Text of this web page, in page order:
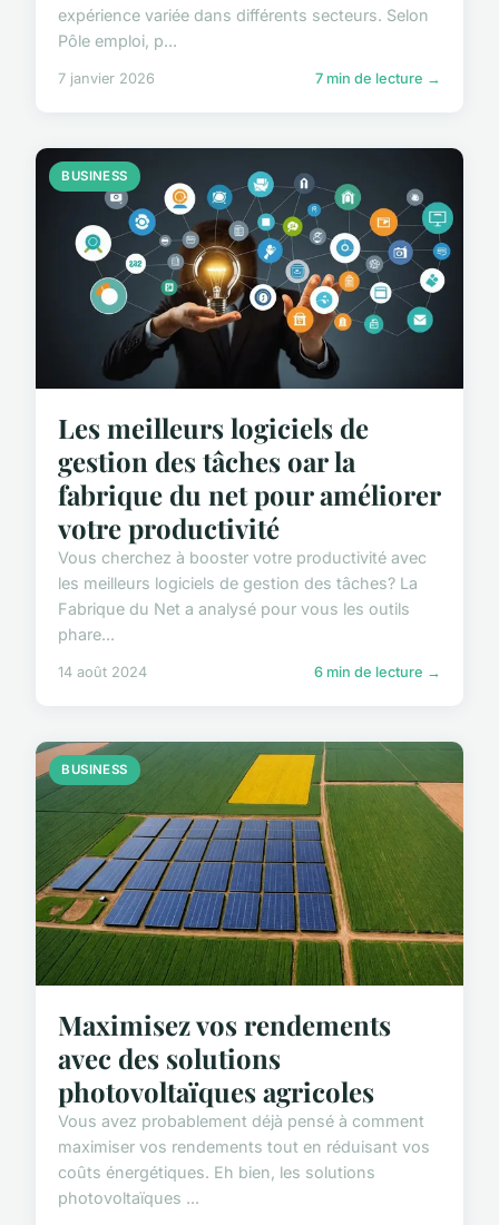
expérience variée dans différents secteurs. Selon
Pôle emploi, p...
7 janvier 2026 7 min de lecture →
BUSINESS
Les meilleurs logiciels de
gestion des tâches oar la
fabrique du net pour améliorer
votre productivité
Vous cherchez à booster votre productivité avec
les meilleurs logiciels de gestion des tâches? La
Fabrique du Net a analysé pour vous les outils
phare...
14 août 2024 6 min de lecture →
BUSINESS
Maximisez vos rendements
avec des solutions
photovoltaïques agricoles
Vous avez probablement déjà pensé à comment
maximiser vos rendements tout en réduisant vos
coûts énergétiques. Eh bien, les solutions
photovoltaïques ...